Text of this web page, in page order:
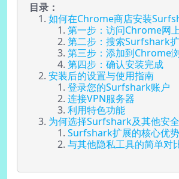
目录：
如何在Chrome商店安装
第一步：访问Chrome网
第二步：搜索Surfshark
第三步：添加到Chrome
第四步：确认安装完成
安装后的设置与使用指南
登录您的Surfshark账户
连接VPN服务器
利用特色功能
为何选择Surfshark及其他安
Surfshark扩展的核心优势
与其他隐私工具的简单对